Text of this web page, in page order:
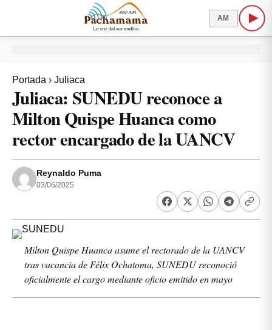
AM
Portada › Juliaca
Juliaca: SUNEDU reconoce a
Milton Quispe Huanca como
rector encargado de la UANCV
Reynaldo Puma
03/06/2025
Milton Quispe Huanca asume el rectorado de la UANCV
tras vacancia de Félix Ochatoma, SUNEDU reconoció
oficialmente el cargo mediante oficio emitido en mayo